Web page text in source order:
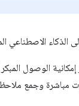
الذكاء الاصطناعي
الوصول
مباشرة وجمع